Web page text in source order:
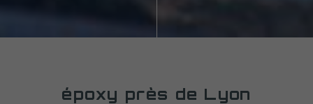
époxy près de Lyon